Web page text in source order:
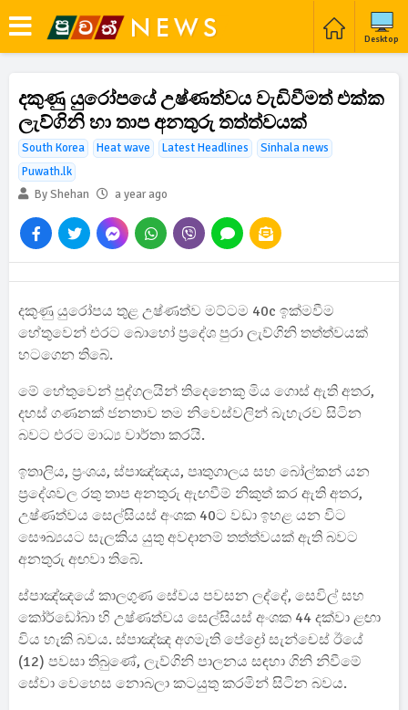
Desktop
දකුණු යුරෝපයේ උෂ්ණත්වය වැඩිවීමත් එක්ක
ලැව්ගිනි හා තාප අනතුරු තත්ත්වයක්
South Korea Heat wave Latest Headlines
Sinhala news
Puwath.lk
By Shehan
a year ago
දකුණු යුරෝපය තුළ උෂ්ණත්ව මට්ටම 40c ඉක්මවීම
හේතුවෙන් එරට බොහෝ ප්‍රදේශ පුරා ලැව්ගිනි තත්ත්වයක්
හටගෙන තිබේ.
මේ හේතුවෙන් පුද්ගලයින් තිදෙනෙකු මිය ගොස් ඇති අතර,
දහස් ගණනක් ජනතාව තම නිවෙස්වලින් බැහැරව සිටින
බවට එරට මාධ්‍ය වාර්තා කරයි.
ඉතාලිය, ප්‍රංශය, ස්පාඤ්ඤය, පෘතුගාලය සහ බෝල්කන් යන
ප්‍රදේශවල රතු තාප අනතුරු ඇඟවීම් නිකුත් කර ඇති අතර,
උෂ්ණත්වය සෙල්සියස් අංශක 40ට වඩා ඉහළ යන විට
සෞඛ්‍යයට සැලකිය යුතු අවදානම් තත්ත්වයක් ඇති බවට
අනතුරු අඟවා තිබේ.
ස්පාඤ්ඤයේ කාලගුණ සේවය පවසන ලද්දේ, සෙවිල් සහ
කෝර්ඩෝබා හි උෂ්ණත්වය සෙල්සියස් අංශක 44 දක්වා ළඟා
විය හැකි බවය. ස්පාඤ්ඤ අගමැති පේද්‍රෝ සැන්චෙස් ඊයේ
(12) පවසා තිබුණේ, ලැව්ගිනි පාලනය සඳහා ගිනි නිවීමේ
සේවා වෙහෙස නොබලා කටයුතු කරමින් සිටින බවය.